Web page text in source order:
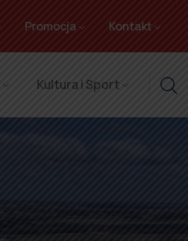
Promocja Kontakt
Kultura i Sport